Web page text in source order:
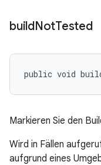
buildNotTested
public void
Markieren Sie den
Wird in Fällen
aufgrund eines